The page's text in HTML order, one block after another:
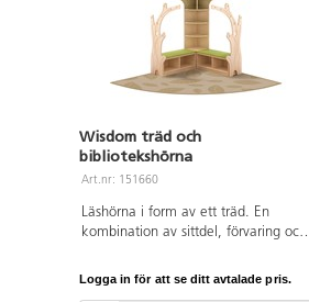
Wisdom träd och
bibliotekshörna
Art.nr: 151660
Läshörna i form av ett träd. En
kombination av sittdel, förvaring och
Logga in för att se ditt avtalade pris.